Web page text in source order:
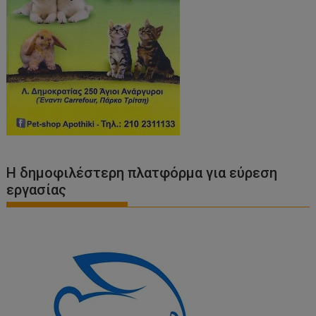
Η δημοφιλέστερη πλατφόρμα για εύρεση
εργασίας